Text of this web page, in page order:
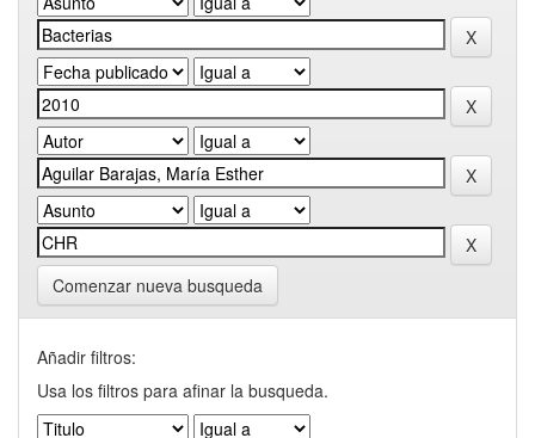
Comenzar nueva busqueda
Añadir filtros:
Usa los filtros para afinar la busqueda.